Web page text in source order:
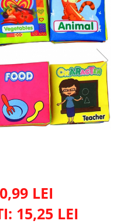
LEI
15,25 LEI